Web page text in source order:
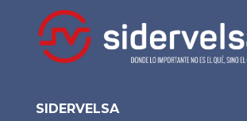
SIDERVELSA